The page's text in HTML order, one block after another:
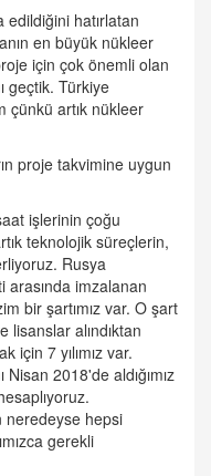
hatırlatan
en büyük nükleer
için çok önemli olan
geçtik. Türkiye
çünkü artık nükleer
proje takvimine uygun
işlerinin çoğu
teknolojik süreçlerin,
Rusya
imzalanan
bir şartımız var. O şart
alındıktan
için 7 yılımız var.
2018'de aldığımız
neredeyse hepsi
gerekli